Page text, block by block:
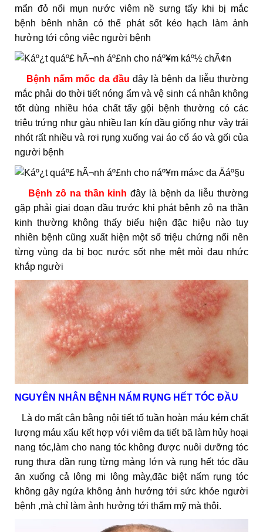
mẩn đỏ nổi mụn nước viêm nề sưng tấy khi bị mắc
bệnh bênh nhân có thể phát sốt kéo hạch làm ảnh
hưởng tới công việc người bệnh
Bệnh nấm mốc da đầu đây là bệnh da liễu thường
mắc phải do thời tiết nóng ẩm và vệ sinh cá nhân không
tốt dùng nhiều hóa chất tẩy gội bệnh thường có các
triệu trứng như gàu nhiều lan kín đầu giống như vảy trái
nhót rất nhiều và rơi rụng xuống vai áo cổ áo và gối của
người bệnh
Bệnh zô na thần kinh đây là bệnh da liễu thường
gặp phải giai đoạn đầu trước khi phát bệnh zô na thần
kinh thường không thấy biểu hiện đặc hiệu nào tuy
nhiên bệnh cũng xuất hiện một số triệu chứng nổi nên
từng vùng da bị bọc nước sốt nhẹ mệt mỏi đau nhức
khắp người
NGUYÊN NHÂN BỆNH NẤM RỤNG HẾT TÓC ĐẦU
Là do mất cân bằng nội tiết tố tuần hoàn máu kém chất
lượng máu xấu kết hợp với viêm da tiết bã làm hủy hoại
nang tóc,làm cho nang tóc không được nuôi dưỡng tóc
rụng thưa dần rụng từng mảng lớn và rụng hết tóc đầu
ăn xuống cả lông mi lông mày,đăc biệt nấm rụng tóc
không gây ngứa không ảnh hưởng tới sức khỏe người
bệnh ,mà chỉ làm ảnh hưởng tới thẩm mỹ mà thôi.